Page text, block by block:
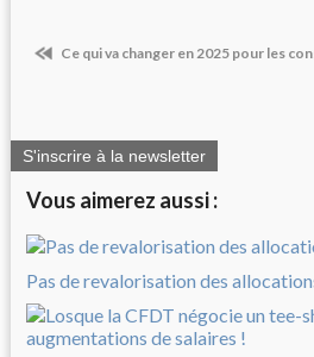
Ce qui va changer en 2025 pour les
S'inscrire à la newsletter
Vous aimerez aussi :
Pas de revalorisation des